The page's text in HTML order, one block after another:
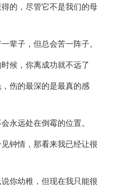
的，尽管它不是我们的母
辈子，但总会苦一阵子。
候，你离成功就不远了
伤的最深的是最真的感
永远处在倒霉的位置。
钟情，那看来我已经让很
你幼稚，但现在我只能很